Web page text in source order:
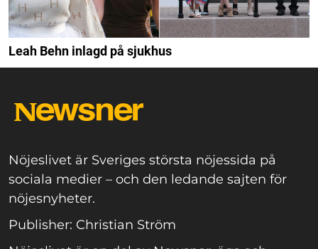
Leah Behn inlagd på sjukhus
Nöjeslivet är Sveriges största nöjessida på
sociala medier – och den ledande sajten för
nöjesnyheter.
Publisher: Christian Ström